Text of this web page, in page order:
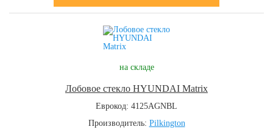
на складе
Лобовое стекло HYUNDAI Matrix
Еврокод: 4125AGNBL
Производитель: Pilkington